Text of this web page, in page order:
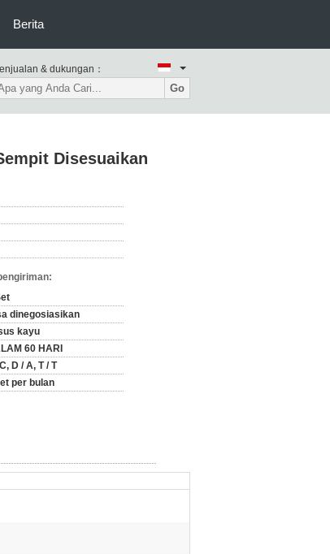
Berita
& dukungan：
Go
Disesuaikan
dinegosiasikan
kayu
60 HARI
D / A, T / T
per bulan